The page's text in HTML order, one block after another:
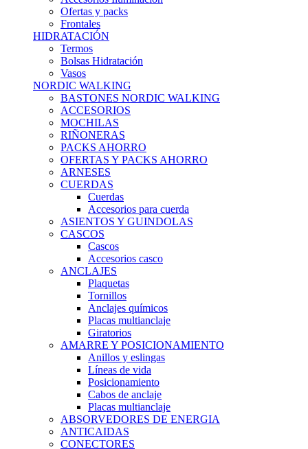
Ofertas y packs
Frontales
HIDRATACIÓN
Termos
Bolsas Hidratación
Vasos
NORDIC WALKING
BASTONES NORDIC WALKING
ACCESORIOS
MOCHILAS
RIÑONERAS
PACKS AHORRO
OFERTAS Y PACKS AHORRO
ARNESES
CUERDAS
Cuerdas
Accesorios para cuerda
ASIENTOS Y GUINDOLAS
CASCOS
Cascos
Accesorios casco
ANCLAJES
Plaquetas
Tornillos
Anclajes químicos
Placas multianclaje
Giratorios
AMARRE Y POSICIONAMIENTO
Anillos y eslingas
Líneas de vida
Posicionamiento
Cabos de anclaje
Placas multianclaje
ABSORVEDORES DE ENERGIA
ANTICAIDAS
CONECTORES